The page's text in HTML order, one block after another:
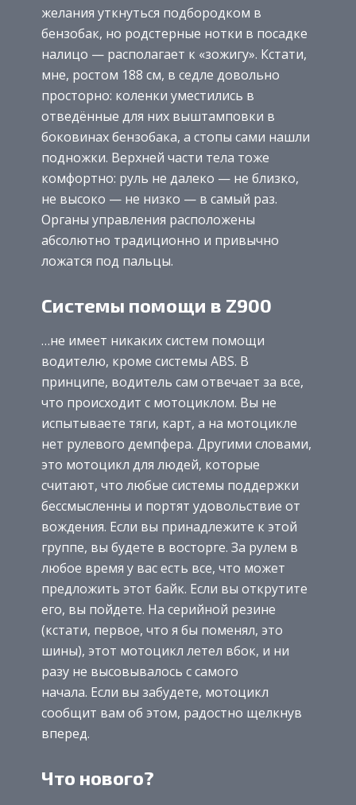
желания уткнуться подбородком в
бензобак, но родстерные нотки в посадке
налицо — располагает к «зожигу». Кстати,
мне, ростом 188 см, в седле довольно
просторно: коленки уместились в
отведённые для них выштамповки в
боковинах бензобака, а стопы сами нашли
подножки. Верхней части тела тоже
комфортно: руль не далеко — не близко,
не высоко — не низко — в самый раз.
Органы управления расположены
абсолютно традиционно и привычно
ложатся под пальцы.
Системы помощи в Z900
…не имеет никаких систем помощи
водителю, кроме системы ABS. В
принципе, водитель сам отвечает за все,
что происходит с мотоциклом. Вы не
испытываете тяги, карт, а на мотоцикле
нет рулевого демпфера. Другими словами,
это мотоцикл для людей, которые
считают, что любые системы поддержки
бессмысленны и портят удовольствие от
вождения. Если вы принадлежите к этой
группе, вы будете в восторге. За рулем в
любое время у вас есть все, что может
предложить этот байк. Если вы открутите
его, вы пойдете. На серийной резине
(кстати, первое, что я бы поменял, это
шины), этот мотоцикл летел вбок, и ни
разу не высовывалось с самого
начала. Если вы забудете, мотоцикл
сообщит вам об этом, радостно щелкнув
вперед.
Что нового?